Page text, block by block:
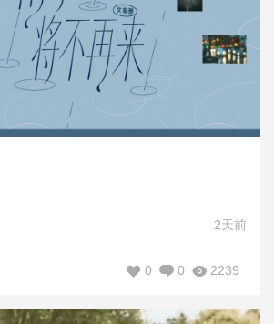
2天前
2239
0
0